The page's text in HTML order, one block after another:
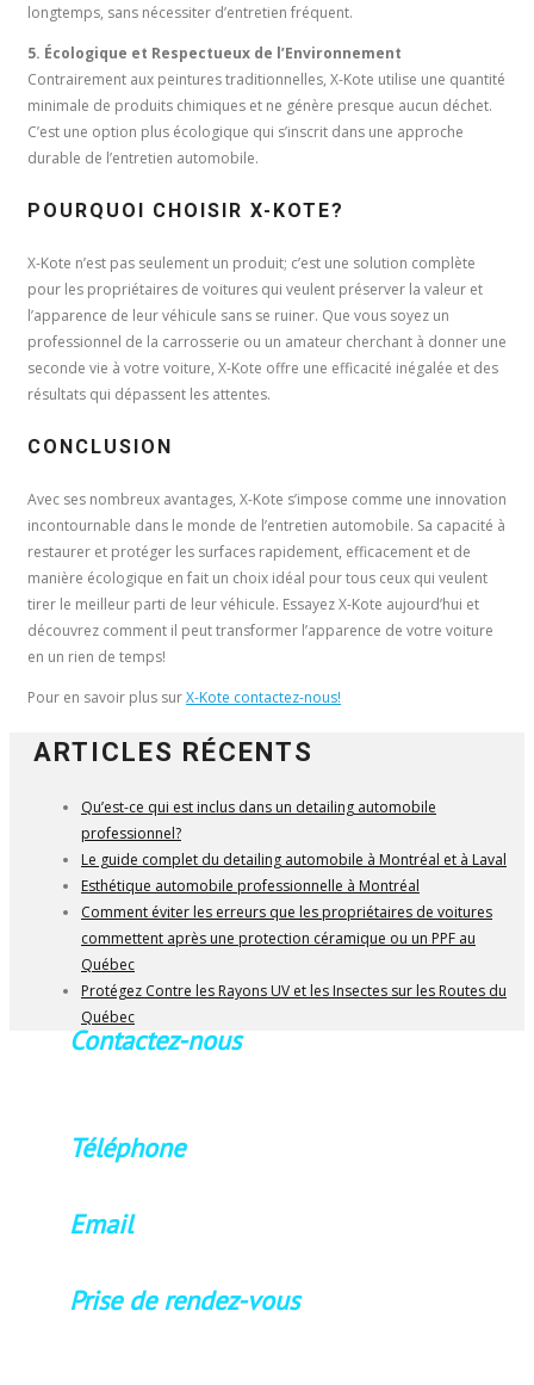
longtemps, sans nécessiter d’entretien fréquent.
5. Écologique et Respectueux de l’Environnement
Contrairement aux peintures traditionnelles, X-Kote utilise une quantité
minimale de produits chimiques et ne génère presque aucun déchet.
C’est une option plus écologique qui s’inscrit dans une approche
durable de l’entretien automobile.
POURQUOI CHOISIR X-KOTE?
X-Kote n’est pas seulement un produit; c’est une solution complète
pour les propriétaires de voitures qui veulent préserver la valeur et
l’apparence de leur véhicule sans se ruiner. Que vous soyez un
professionnel de la carrosserie ou un amateur cherchant à donner une
seconde vie à votre voiture, X-Kote offre une efficacité inégalée et des
résultats qui dépassent les attentes.
CONCLUSION
Avec ses nombreux avantages, X-Kote s’impose comme une innovation
incontournable dans le monde de l’entretien automobile. Sa capacité à
restaurer et protéger les surfaces rapidement, efficacement et de
manière écologique en fait un choix idéal pour tous ceux qui veulent
tirer le meilleur parti de leur véhicule. Essayez X-Kote aujourd’hui et
découvrez comment il peut transformer l’apparence de votre voiture
en un rien de temps!
Pour en savoir plus surX-Kote contactez-nous!
ARTICLES RÉCENTS
Qu’est-ce qui est inclus dans un detailing automobile
professionnel?
Le guide complet du detailing automobile à Montréal et à Laval
Esthétique automobile professionnelle à Montréal
Comment éviter les erreurs que les propriétaires de voitures
commettent après une protection céramique ou un PPF au
Québec
Protégez Contre les Rayons UV et les Insectes sur les Routes du
Québec
Contactez-nous
Téléphone
Email
Prise de rendez-vous